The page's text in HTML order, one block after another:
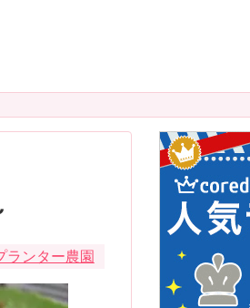
ランター農園